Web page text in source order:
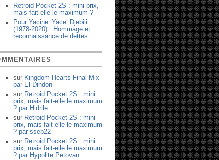
Retroid Pocket 2S : mini prix,
mais fait-elle le maximum ?
Pour Yacine ‘Yace’ Djebili
(1978-2020) : Hommage et
reconnaissance de dettes
sur Kingdom Hearts Final Mix
par El Dindon
sur Retroid Pocket 2S : mini
prix, mais fait-elle le maximum
? par Hidrile
sur Retroid Pocket 2S : mini
prix, mais fait-elle le maximum
? par sseb22
sur Retroid Pocket 2S : mini
prix, mais fait-elle le maximum
? par Hypolite Petovan